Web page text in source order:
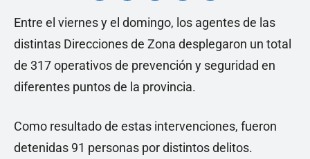
Entre el viernes y el domingo, los agentes de las
distintas Direcciones de Zona desplegaron un total
de 317 operativos de prevención y seguridad en
diferentes puntos de la provincia.
Como resultado de estas intervenciones, fueron
detenidas 91 personas por distintos delitos.